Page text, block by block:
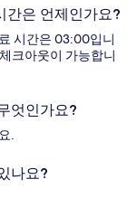
간은 언제인가요?
시간은 03:00입니
크아웃이 가능합니
엇인가요?
.
나요?